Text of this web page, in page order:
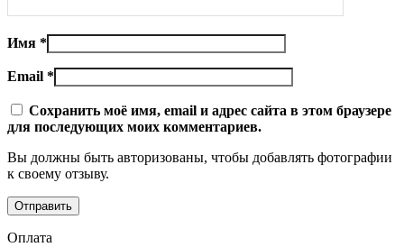
Имя *
Email *
Сохранить моё имя, email и адрес сайта в этом браузере
для последующих моих комментариев.
Вы должны быть авторизованы, чтобы добавлять фотографии
к своему отзыву.
Оплата